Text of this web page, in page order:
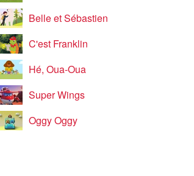
Belle et Sébastien
C'est Franklin
Hé, Oua-Oua
Super Wings
Oggy Oggy